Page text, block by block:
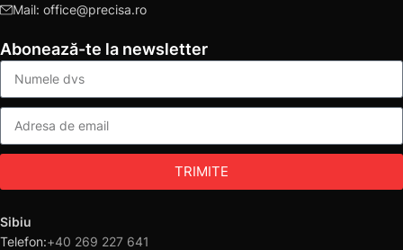
Mail: office@precisa.ro
Abonează-te la newsletter
TRIMITE
Sibiu
Telefon:+40 269 227 641